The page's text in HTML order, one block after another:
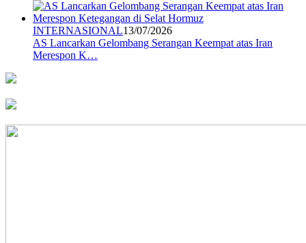
INTERNASIONAL13/07/2026
AS Lancarkan Gelombang Serangan Keempat atas Iran
Merespon K…